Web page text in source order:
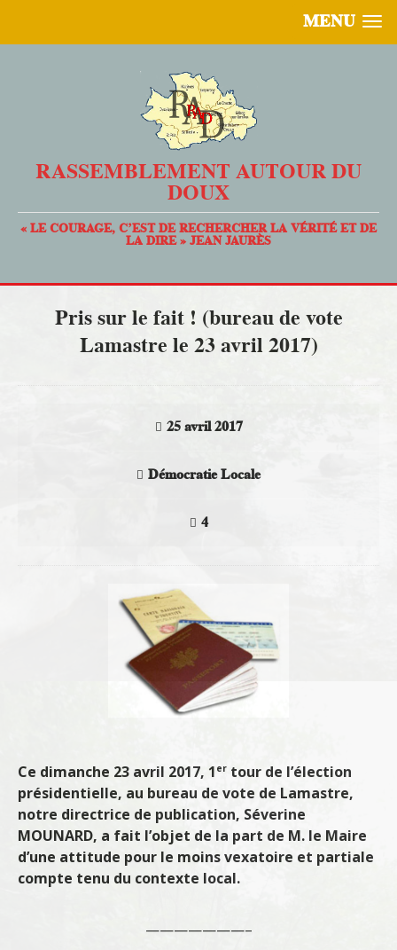
MENU
RASSEMBLEMENT AUTOUR DU
DOUX
« LE COURAGE, C’EST DE RECHERCHER LA VÉRITÉ ET DE
LA DIRE » JEAN JAURÈS
Pris sur le fait ! (bureau de vote
Lamastre le 23 avril 2017)
25 avril 2017
Démocratie Locale
4
Ce dimanche 23 avril 2017, 1 er tour de l’élection
présidentielle, au bureau de vote de Lamastre,
notre directrice de publication, Séverine
MOUNARD, a fait l’objet de la part de M. le Maire
d’une attitude pour le moins vexatoire et partiale
compte tenu du contexte local.
———————–